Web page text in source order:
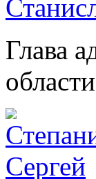
Глава
области